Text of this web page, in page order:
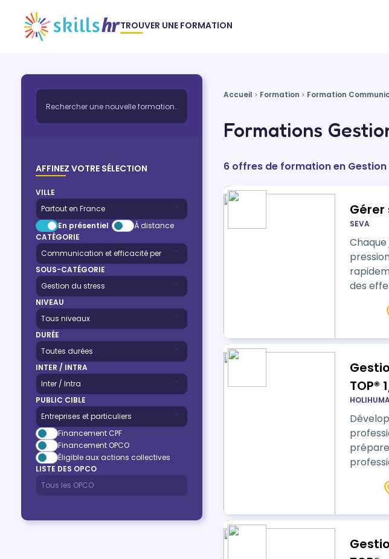
TROUVER UNE FORMATION
AFFINEZ VOTRE SÉLECTION
VILLE
En présentiel
À distance
CATÉGORIE
SOUS-CATÉGORIE
NIVEAU
DURÉE
INTER / INTRA
PUBLIC CIBLE
Financement CPF
Financement OPCO
Éligible aux actions collectives
LISTE DES OPCO
Accueil Formation Formation
Formations
6 offres de formation en
SEVA
des
TOP®